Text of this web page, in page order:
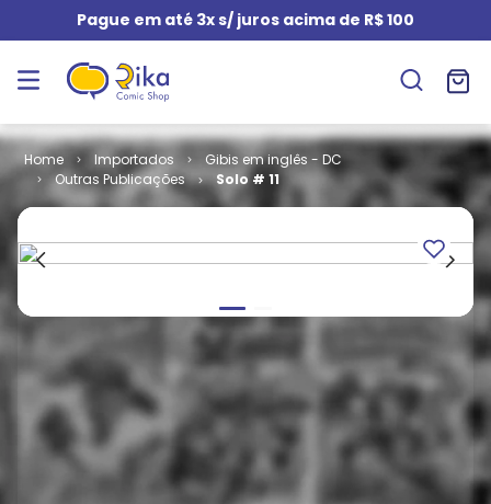
Pague em até 3x s/ juros acima de R$ 100
Importados
Gibis em inglês - DC
Outras Publicações
Solo # 11